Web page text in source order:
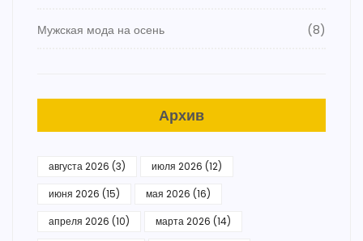
Мужская мода на осень (8)
Архив
августа 2026 (3) июля 2026 (12)
июня 2026 (15) мая 2026 (16)
апреля 2026 (10) марта 2026 (14)